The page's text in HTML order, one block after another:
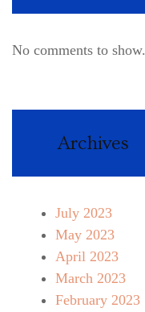
No comments to show.
Archives
July 2023
May 2023
April 2023
March 2023
February 2023